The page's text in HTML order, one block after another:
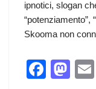
ipnotici, slogan
“potenziamento”,
Skooma non
F
M